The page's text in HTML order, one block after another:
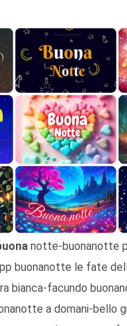
notte-buonanotte
buonanotte le fate
bianca-facundo
a domani-bello